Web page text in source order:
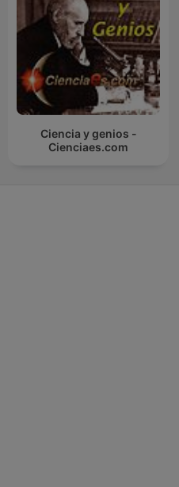
Ciencia y genios -
Cienciaes.com